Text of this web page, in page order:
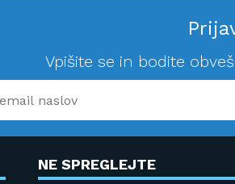
Vpišite se in bodite
NE SPREGLEJTE